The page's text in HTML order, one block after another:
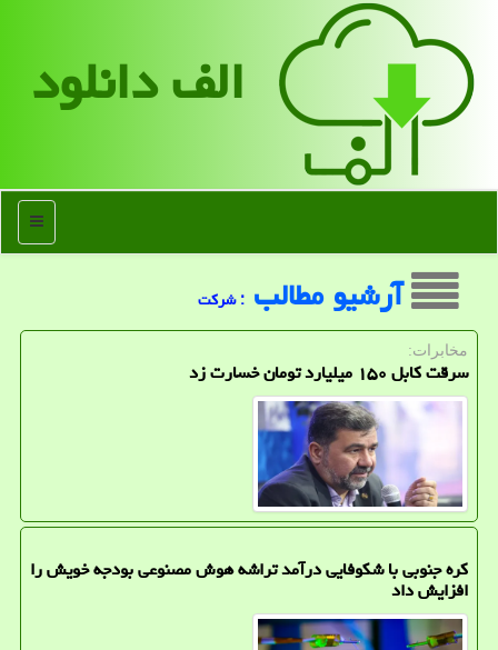
الف دانلود
منو
آرشیو مطالب : شركت
مخابرات:
سرقت کابل ۱۵۰ میلیارد تومان خسارت زد
کره جنوبی با شکوفایی درآمد تراشه هوش مصنوعی بودجه خویش را
افزایش داد